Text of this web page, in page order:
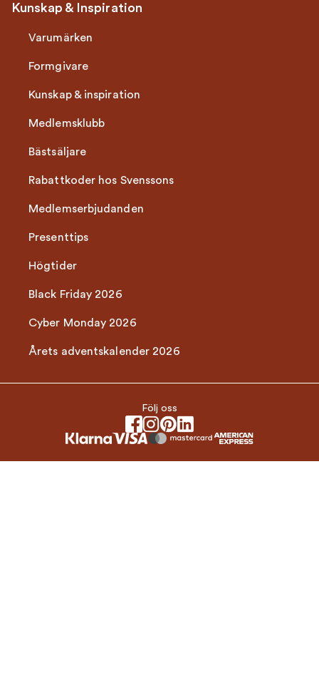
Kunskap & Inspiration
Varumärken
Formgivare
Kunskap & inspiration
Medlemsklubb
Bästsäljare
Rabattkoder hos Svenssons
Medlemserbjudanden
Presenttips
Högtider
Black Friday 2026
Cyber Monday 2026
Årets adventskalender 2026
Följ oss